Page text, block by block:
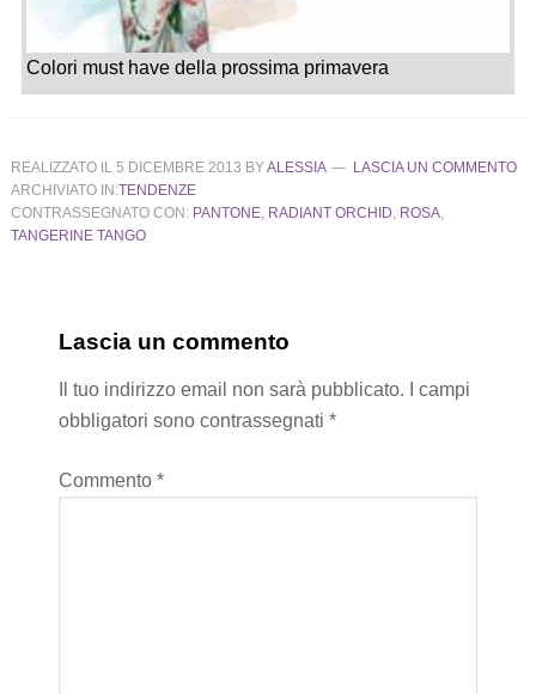
Colori must have della prossima primavera
REALIZZATO IL 5 DICEMBRE 2013 BYALESSIA
LASCIA UN COMMENTO
ARCHIVIATO IN:TENDENZE
CONTRASSEGNATO CON: PANTONE, RADIANT ORCHID ROSA,
TANGERINE TANGO
Lascia un commento
Il tuo indirizzo email non sarà pubblicato.
I campi
obbligatori sono contrassegnati *
Commento *